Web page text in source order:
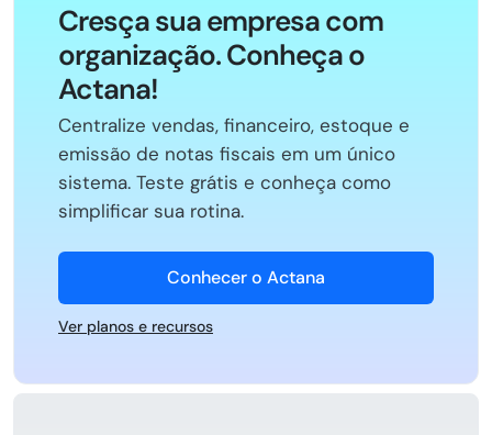
Cresça sua empresa com
organização. Conheça o
Actana!
Centralize vendas, financeiro, estoque e
emissão de notas fiscais em um único
sistema. Teste grátis e conheça como
simplificar sua rotina.
Conhecer o Actana
Ver planos e recursos